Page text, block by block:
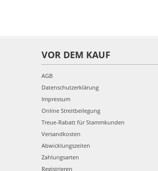
VOR DEM KAUF
AGB
Datenschutzerklärung
Impressum
Online Streitbeilegung
Treue-Rabatt für Stammkunden
Versandkosten
Abwicklungszeiten
Zahlungsarten
Registrieren